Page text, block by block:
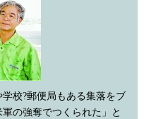
学校?郵便局もある集落をブ
の強奪でつくられた」と